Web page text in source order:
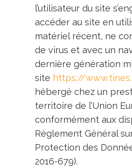
l’utilisateur du site
accéder au site en
matériel récent, ne
de virus et avec un
dernière génération
site https://
hébergé chez un
territoire de l’Union
conformément aux
Règlement Général
Protection des
2016-679).